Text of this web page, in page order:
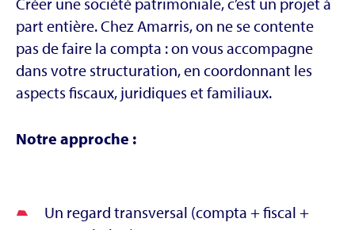
part entière. Chez Amarris, on ne se contente
pas de faire la compta : on vous accompagne
dans votre structuration, en coordonnant les
aspects fiscaux, juridiques et familiaux.
Notre approche :
Un regard transversal (compta + fiscal +